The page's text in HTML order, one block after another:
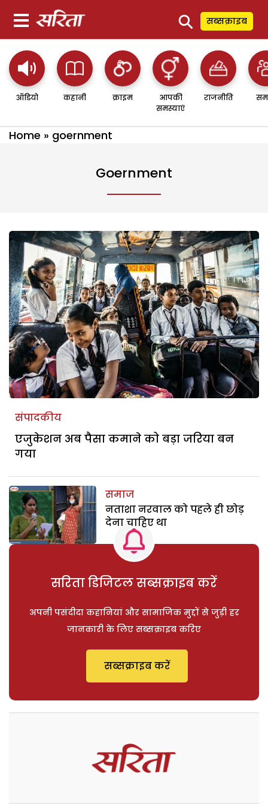
⚲ सब्सक्राइब
ऑडियो कहानी क्राइम
आपकी
समस्याएं
राजनीति
Home » goernment
Goernment
संपादकीय
एजुकेशन अब पैसा कमाने को बड़ा जरिया बन
गया
समाज
नताशा नरवाल को पहले ही छोड़
देना चाहिए था
सरिता डिजिटल सब्सक्राइब करें
अपनी पसंदीदा कहानियां और सामाजिक मुद्दों से जुड़ी हर
जानकारी के लिए सब्सक्राइब करिए
सब्सक्राइब करें